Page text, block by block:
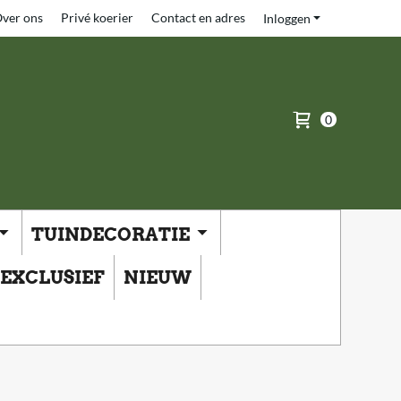
Inloggen
ons Privé koerier Contact en adres
0
TUINDECORATIE
EXCLUSIEF NIEUW